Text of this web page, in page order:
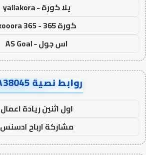
يلا كورة - yallakora
كورة 365 - kooora 365
اس جول - AS Goal
روابط نصية AA38045
اول اثنين ريادة اعمال
مشاركة ارباح ادسنس